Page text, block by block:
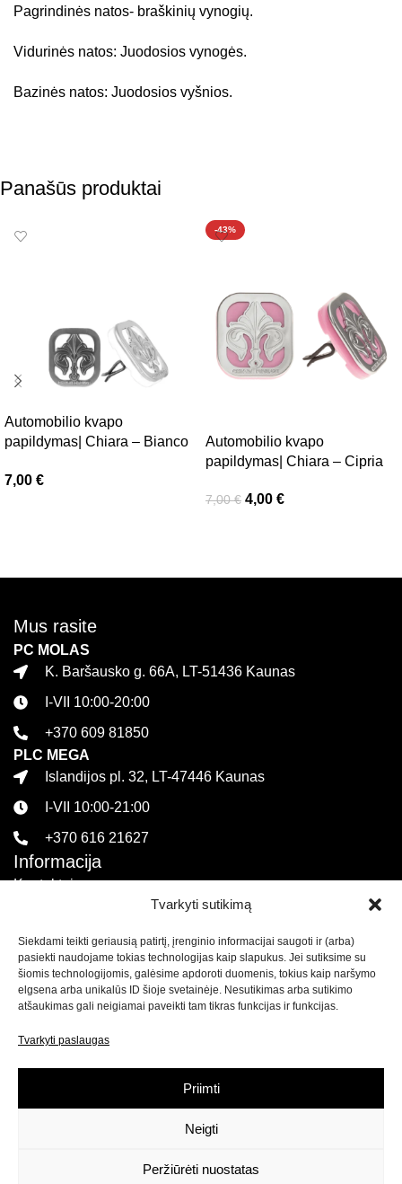
Tvarkyti sutikimą
Siekdami teikti geriausią patirtį, įrenginio informacijai saugoti ir (arba)
pasiekti naudojame tokias technologijas kaip slapukus. Jei sutiksime su
šiomis technologijomis, galėsime apdoroti duomenis, tokius kaip naršymo
elgsena arba unikalūs ID šioje svetainėje. Nesutikimas arba sutikimo
atšaukimas gali neigiamai paveikti tam tikras funkcijas ir funkcijas.
Tvarkyti paslaugas
Priimti
Neigti
Peržiūrėti nuostatas
Pagrindinės natos- braškinių vynogių.
Vidurinės natos: Juodosios vynogės.
Bazinės natos: Juodosios vyšnios.
Panašūs produktai
Automobilio kvapo
papildymas| Chiara – Bianco
7,00 €
-43%
Automobilio kvapo
papildymas| Chiara – Cipria
7,00€ 4,00 €
Mus rasite
PC MOLAS
K. Baršausko g. 66A, LT-51436 Kaunas
I-VII 10:00-20:00
+370 609 81850
PLC MEGA
Islandijos pl. 32, LT-47446 Kaunas
I-VII 10:00-21:00
+370 616 21627
Informacija
Kontaktai
Pirkimo sąlygos ir taisyklės
Privatumo politika
Sekite mus
savo pirmam apsipirkimui mūsų el. parduotuvėje!